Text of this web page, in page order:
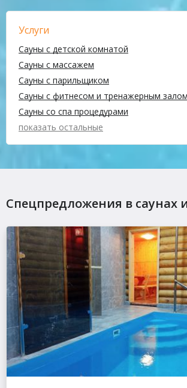
Услуги
Сауны с детской комнатой
Сауны с массажем
Сауны с парильщиком
Сауны с фитнесом и тренажерным залом
Сауны со спа процедурами
показать остальные
Спецпредложения в саунах